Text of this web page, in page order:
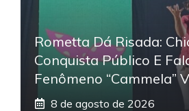
Rometta Dá Risada:
Conquista Público E
Fenômeno “Cammela”
8 de agosto de 2026